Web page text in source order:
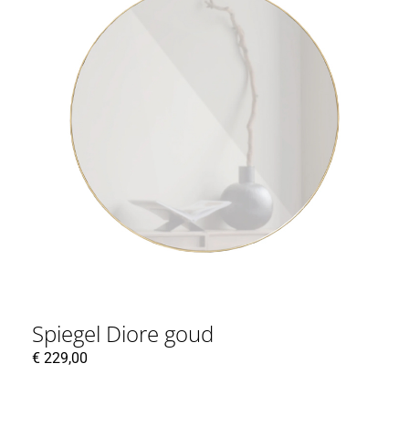
Spiegel Diore goud
€ 229,00